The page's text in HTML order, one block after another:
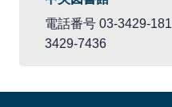
電話番号 03-3429-
3429-7436